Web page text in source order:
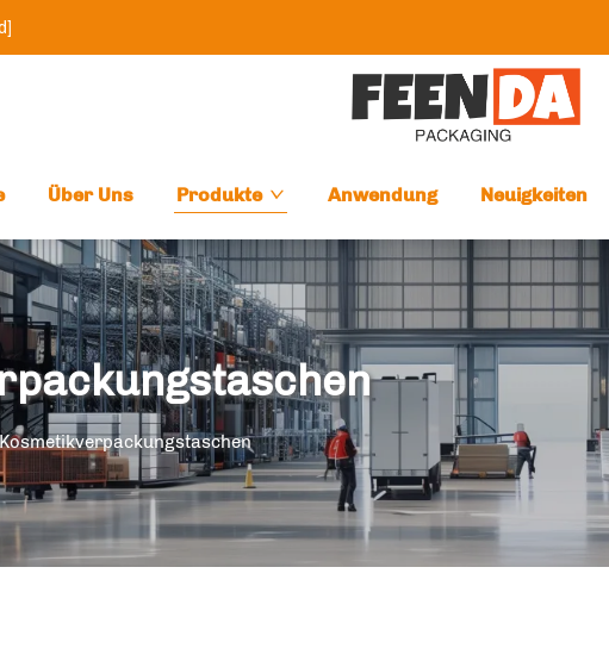
Über Uns Produkte Anwendung Neuigkeiten
Kosmetikverpackungstaschen